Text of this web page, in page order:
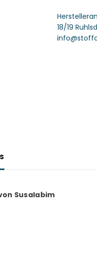
18/19
Susalabim